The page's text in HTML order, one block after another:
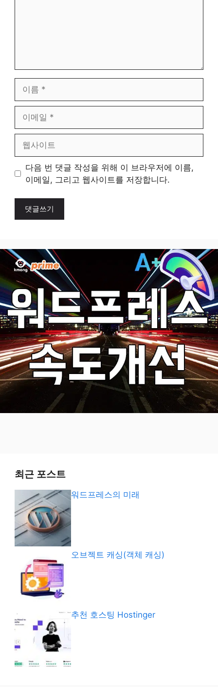
일
트
다음 번 댓글 작성을 위해 이 브라우저에 이름,
이메일, 그리고 웹사이트를 저장합니다.
최근 포스트
워드프레스의 미래
오브젝트 캐싱(객체 캐싱)
추천 호스팅 Hostinger